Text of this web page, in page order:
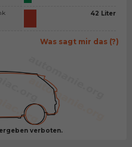
42 Liter
Was sagt mir das (?)
verboten.